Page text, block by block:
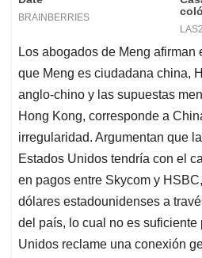
Los abogados de Meng afirman
que Meng es ciudadana china,
anglo-chino y las supuestas
Hong Kong, corresponde a
irregularidad. Argumentan que
Estados Unidos tendría con el
en pagos entre Skycom y
dólares estadounidenses a
del país, lo cual no es suficiente
Unidos reclame una conexión